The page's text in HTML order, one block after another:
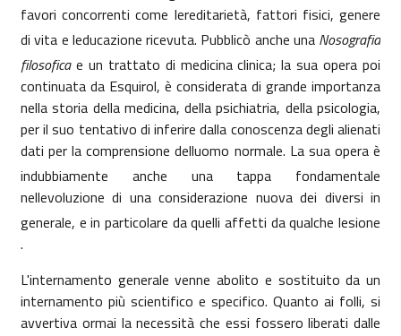
favori concorrenti come lereditarietà, fattori fisici, genere
di vita e leducazione ricevuta. Pubblicò anche una Nosografia
filosoficae un trattato di medicina clinica; la sua opera poi
continuata da Esquirol, è considerata di grande importanza
nella storia della medicina, della psichiatria, della psicologia,
per il suo tentativo di inferire dalla conoscenza degli alienati
dati per la comprensione delluomo normale. La sua opera è
indubbiamente anche una tappa fondamentale
nellevoluzione di una considerazione nuova dei diversi in
generale, e in particolare da quelli affetti da qualche lesione
.
L'internamento generale venne abolito e sostituito da un
internamento più scientifico e specifico. Quanto ai folli, si
avvertiva ormai la necessità che essi fossero liberati dalle